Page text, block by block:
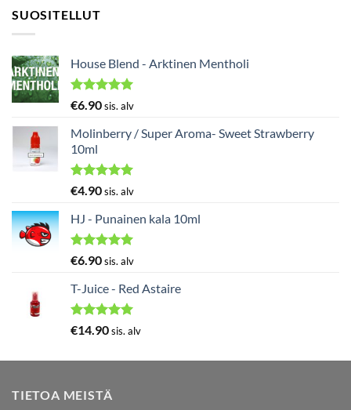
SUOSITELLUT
House Blend - Arktinen Mentholi
Arvostelu
5.00/ 5
€6.90sis. alv
Molinberry / Super Aroma- Sweet Strawberry
10ml
Arvostelu
5.00
/ 5
€4.90sis. alv
HJ - Punainen kala 10ml
Arvostelu
5.00
/ 5
€6.90sis. alv
T-Juice - Red Astaire
Arvostelu
€14.90sis. alv
TIETOA MEISTÄ